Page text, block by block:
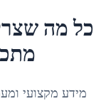
כל מה
מידע מקצועי